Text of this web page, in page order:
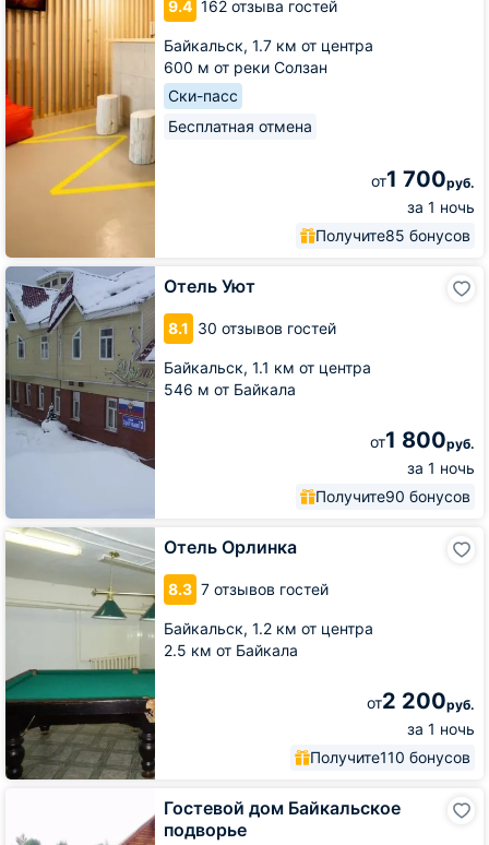
9.4 162 отзыва гостей
Байкальск, 1.7 км от центра
600 м от реки Солзан
Ски-пасс
Бесплатная отмена
от1 700руб.
за 1 ночь
Получите85 бонусов
Отель Уют
8.1 30 отзывов гостей
Байкальск, 1.1 км от центра
546 м от Байкала
от1 800руб.
за 1 ночь
Получите90 бонусов
Отель
Уют
Отель Орлинка
8.3 7 отзывов гостей
Байкальск, 1.2 км от центра
2.5 км от Байкала
от2 200руб.
за 1 ночь
Получите110 бонусов
Отель
Орлинка
Гостевой дом Байкальское
подворье
Байкальское